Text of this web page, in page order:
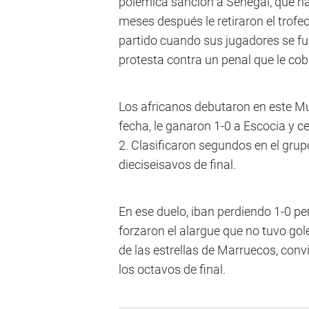
meses después le retiraron el
partido cuando sus jugadores se
protesta contra un penal que le
Los africanos debutaron en este
fecha, le ganaron 1-0 a Escocia y
2. Clasificaron segundos en el
dieciseisavos de final.
En ese duelo, iban perdiendo 1-0
forzaron el alargue que no tuvo
de las estrellas de Marruecos,
los octavos de final.